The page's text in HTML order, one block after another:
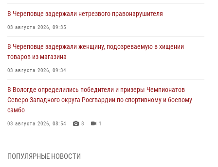
В Череповце задержали нетрезвого правонарушителя
03 августа 2026, 09:35
В Череповце задержали женщину, подозреваемую в хищении
товаров из магазина
03 августа 2026, 09:34
В Вологде определились победители и призеры Чемпионатов
Северо-Западного округа Росгвардии по спортивному и боевому
самбо
03 августа 2026, 08:54 8 1
ОХРАНЫ РОСГВАРДИИ В ВОЛОГОДСКОЙ ОБЛАСТИ ЗАДЕРЖАНО 23
ПОПУЛЯРНЫЕ НОВОСТИ